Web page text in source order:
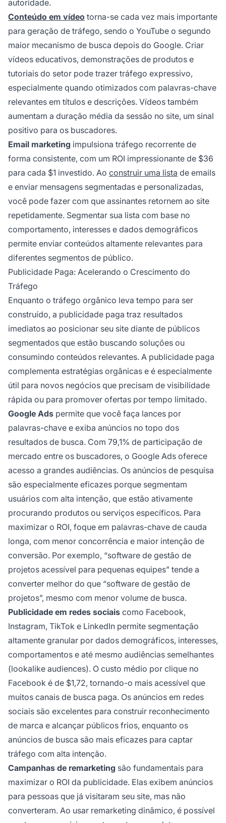
autoridade.
Conteúdo em vídeo torna-se cada vez mais importante
para geração de tráfego, sendo o YouTube o segundo
maior mecanismo de busca depois do Google. Criar
vídeos educativos, demonstrações de produtos e
tutoriais do setor pode trazer tráfego expressivo,
especialmente quando otimizados com palavras-chave
relevantes em títulos e descrições. Vídeos também
aumentam a duração média da sessão no site, um sinal
positivo para os buscadores.
Email marketing impulsiona tráfego recorrente de
forma consistente, com um ROI impressionante de $36
para cada $1 investido. Ao construir uma lista de emails
e enviar mensagens segmentadas e personalizadas,
você pode fazer com que assinantes retornem ao site
repetidamente. Segmentar sua lista com base no
comportamento, interesses e dados demográficos
permite enviar conteúdos altamente relevantes para
diferentes segmentos de público.
Publicidade Paga: Acelerando o Crescimento do
Tráfego
Enquanto o tráfego orgânico leva tempo para ser
construído, a publicidade paga traz resultados
imediatos ao posicionar seu site diante de públicos
segmentados que estão buscando soluções ou
consumindo conteúdos relevantes. A publicidade paga
complementa estratégias orgânicas e é especialmente
útil para novos negócios que precisam de visibilidade
rápida ou para promover ofertas por tempo limitado.
Google Ads permite que você faça lances por
palavras-chave e exiba anúncios no topo dos
resultados de busca. Com 79,1% de participação de
mercado entre os buscadores, o Google Ads oferece
acesso a grandes audiências. Os anúncios de pesquisa
são especialmente eficazes porque segmentam
usuários com alta intenção, que estão ativamente
procurando produtos ou serviços específicos. Para
maximizar o ROI, foque em palavras-chave de cauda
longa, com menor concorrência e maior intenção de
conversão. Por exemplo, “software de gestão de
projetos acessível para pequenas equipes” tende a
converter melhor do que “software de gestão de
projetos”, mesmo com menor volume de busca.
Publicidade em redes sociais como Facebook,
Instagram, TikTok e LinkedIn permite segmentação
altamente granular por dados demográficos, interesses,
comportamentos e até mesmo audiências semelhantes
(lookalike audiences). O custo médio por clique no
Facebook é de $1,72, tornando-o mais acessível que
muitos canais de busca paga. Os anúncios em redes
sociais são excelentes para construir reconhecimento
de marca e alcançar públicos frios, enquanto os
anúncios de busca são mais eficazes para captar
tráfego com alta intenção.
Campanhas de remarketing são fundamentais para
maximizar o ROI da publicidade. Elas exibem anúncios
para pessoas que já visitaram seu site, mas não
converteram. Ao usar remarketing dinâmico, é possível